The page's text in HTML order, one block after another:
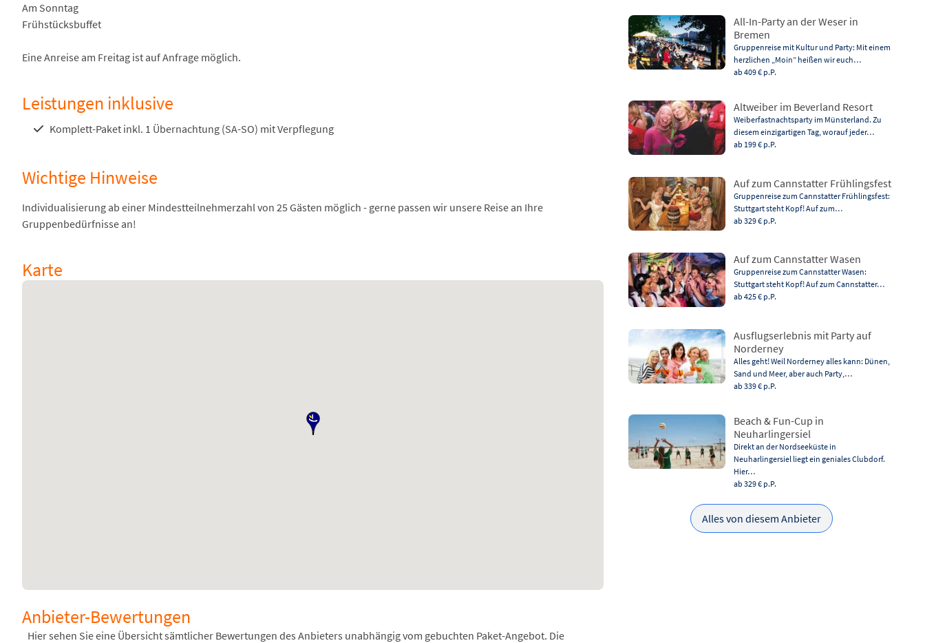
Am Sonntag
Frühstücksbuffet
Eine Anreise am Freitag ist auf Anfrage möglich.
Leistungen inklusive
Komplett-Paket inkl. 1 Übernachtung (SA-SO) mit Verpflegung
Wichtige Hinweise
Individualisierung ab einer Mindestteilnehmerzahl von 25 Gästen möglich - gerne passen wir unsere Reise an Ihre
Gruppenbedürfnisse an!
Karte
Anbieter-Bewertungen
Hier sehen Sie eine Übersicht sämtlicher Bewertungen des Anbieters unabhängig vom gebuchten Paket-Angebot. Die
All-In-Party an der Weser in
Bremen
Gruppenreise mit Kultur und Party: Mit einem
herzlichen „Moin” heißen wir euch…
ab 409 € p.P.
Altweiber im Beverland Resort
Weiberfastnachtsparty im Münsterland. Zu
diesem einzigartigen Tag, worauf jeder…
ab 199 € p.P.
Auf zum Cannstatter Frühlingsfest
Gruppenreise zum Cannstatter Frühlingsfest:
Stuttgart steht Kopf! Auf zum…
ab 329 € p.P.
Auf zum Cannstatter Wasen
Gruppenreise zum Cannstatter Wasen:
Stuttgart steht Kopf! Auf zum Cannstatter…
ab 425 € p.P.
Ausflugserlebnis mit Party auf
Norderney
Alles geht! Weil Norderney alles kann: Dünen,
Sand und Meer, aber auch Party,…
ab 339 € p.P.
Beach & Fun-Cup in
Neuharlingersiel
Direkt an der Nordseeküste in
Neuharlingersiel liegt ein geniales Clubdorf.
Hier…
ab 329 € p.P.
Alles von diesem Anbieter